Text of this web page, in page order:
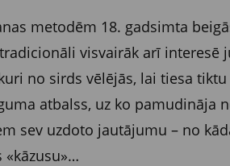
metodēm 18. gadsimta
visvairāk arī interesē
no sirds vēlējās, lai tiesa
atbalss, uz ko pamudināja
sev uzdoto jautājumu – no